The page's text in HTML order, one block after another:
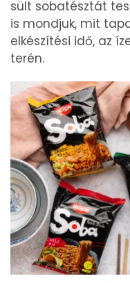
sült sobatésztát
is mondjuk, mit
elkészítési idő, az
terén.